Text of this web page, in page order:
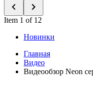
Item 1 of 12
Новинки
Главная
Видео
Видеообзор Neon